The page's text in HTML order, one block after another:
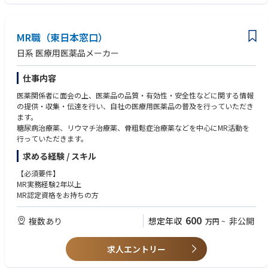
・ビジネス英語上級スキル（例：海外CDMOとのメール・会議対応が可能
なレベル）
MR職（東日本窓口）
日系 医療用医薬品メーカー
仕事内容
医薬関係者に面会の上、医薬品の品質・有効性・安全性などに関する情報
の提供・収集・伝達を行い、自社の医療用医薬品の普及を行っていただき
ます。
糖尿病治療薬、リウマチ治療薬、骨粗鬆症治療薬などを中心にMR活動を
行っていただきます。
求める経験 / スキル
【必須要件】
MR実務経験2年以上
MR認定資格をお持ちの方
複数あり 想定年収 600 万円 ~ 非公開
求人エントリー